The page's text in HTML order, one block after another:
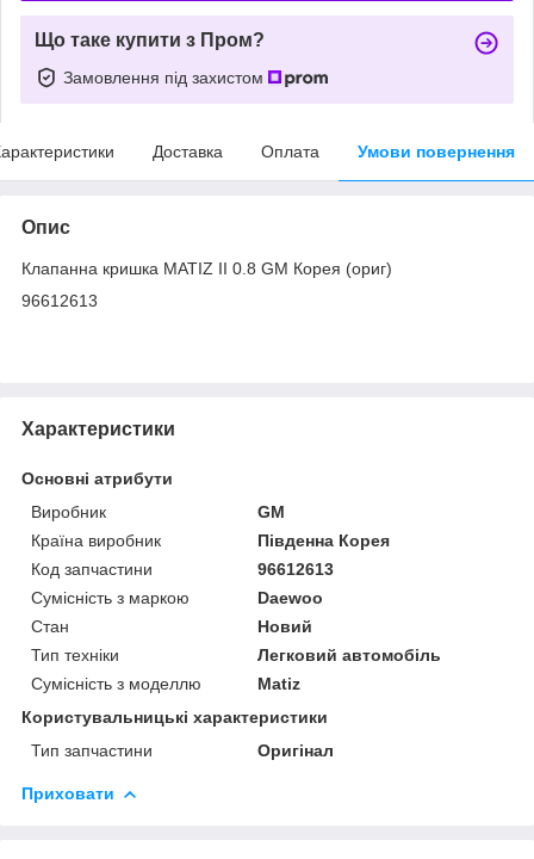
Що таке купити з Пром?
Замовлення під захистом
Доставка Оплата Умови повернення
Опис
Клапанна кришка MATIZ II 0.8 GM Корея (ориг)
96612613
Характеристики
Основні атрибути
Виробник
GM
Країна виробник
Південна Корея
Код запчастини
96612613
Сумісність з маркою
Daewoo
Стан
Новий
Тип техніки
Легковий автомобіль
Сумісність з моделлю
Matiz
Користувальницькі характеристики
Тип запчастини
Оригінал
Приховати